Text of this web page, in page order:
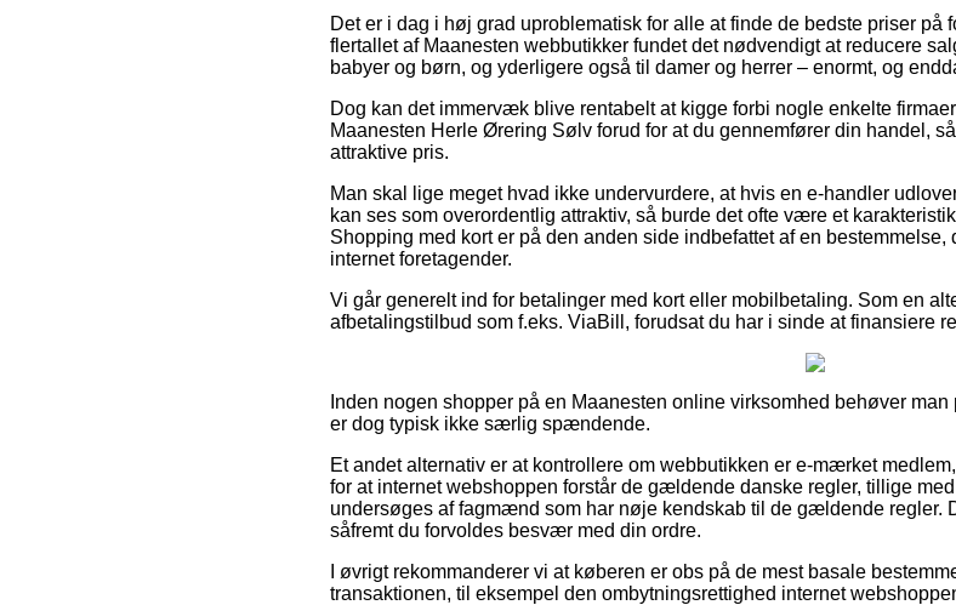
Det er i dag i høj grad uproblematisk for alle at finde de bedste priser på
flertallet af Maanesten webbutikker fundet det nødvendigt at reducere
babyer og børn, og yderligere også til damer og herrer – enormt, og
Dog kan det immervæk blive rentabelt at kigge forbi nogle enkelte
Maanesten Herle Ørering Sølv forud for at du gennemfører din handel,
attraktive pris.
Man skal lige meget hvad ikke undervurdere, at hvis en e-handler
kan ses som overordentlig attraktiv, så burde det ofte være et
Shopping med kort er på den anden side indbefattet af en
internet foretagender.
Vi går generelt ind for betalinger med kort eller mobilbetaling. Som en
afbetalingstilbud som f.eks. ViaBill, forudsat du har i sinde at finansiere
Inden nogen shopper på en Maanesten online virksomhed behøver
er dog typisk ikke særlig spændende.
Et andet alternativ er at kontrollere om webbutikken er e-mærket
for at internet webshoppen forstår de gældende danske regler, tillige
undersøges af fagmænd som har nøje kendskab til de gældende regler.
såfremt du forvoldes besvær med din ordre.
I øvrigt rekommanderer vi at køberen er obs på de mest basale
transaktionen, til eksempel den ombytningsrettighed internet